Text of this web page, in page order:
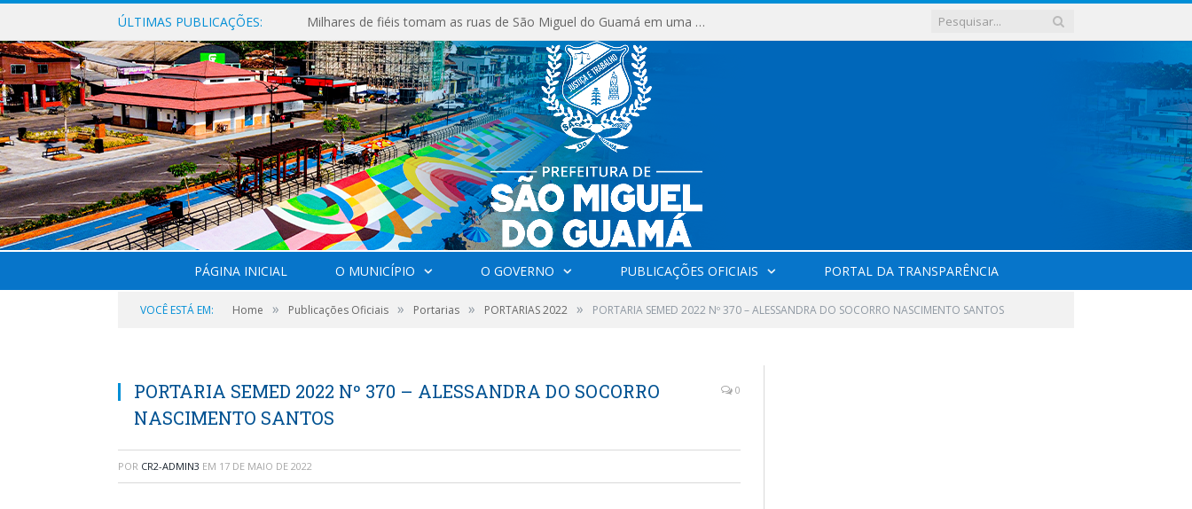
ÚLTIMAS PUBLICAÇÕES: Milhares de fiéis tomam as ruas de São Miguel do Guamá em uma grande celebração de fé na Marcha para Jesus 2026.
PÁGINA INICIAL O MUNICÍPIO O GOVERNO PUBLICAÇÕES OFICIAIS PORTAL DA TRANSPARÊNCIA
VOCÊ ESTÁ EM: Home » Publicações Oficiais » Portarias » PORTARIAS 2022 » PORTARIA SEMED 2022 Nº 370 – ALESSANDRA DO SOCORRO NASCIMENTO SANTOS
PORTARIA SEMED 2022 Nº 370 – ALESSANDRA DO SOCORRO
NASCIMENTO SANTOS
0
POR CR2-ADMIN3 EM 17 DE MAIO DE 2022